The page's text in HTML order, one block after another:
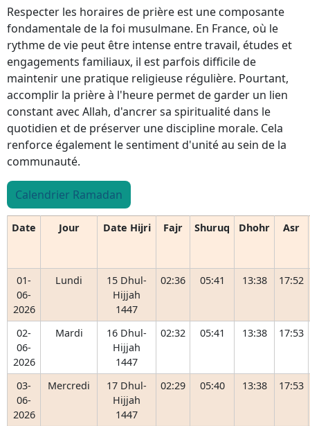
Respecter les horaires de prière est une composante
fondamentale de la foi musulmane. En France, où le
rythme de vie peut être intense entre travail, études et
engagements familiaux, il est parfois difficile de
maintenir une pratique religieuse régulière. Pourtant,
accomplir la prière à l'heure permet de garder un lien
constant avec Allah, d'ancrer sa spiritualité dans le
quotidien et de préserver une discipline morale. Cela
renforce également le sentiment d'unité au sein de la
communauté.
Calendrier Ramadan
Date Jour Date Hijri Fajr Shuruq Dhohr Asr
01-
06-
2026
Lundi
15 Dhul-
Hijjah
1447
02:36 05:41 13:38 17:52
02-
06-
2026
Mardi
16 Dhul-
Hijjah
1447
02:32 05:41 13:38 17:53
03-
06-
2026
Mercredi
17 Dhul-
Hijjah
1447
02:29 05:40 13:38 17:53